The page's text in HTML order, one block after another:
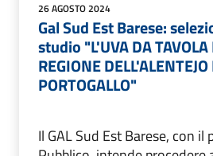
26 AGOSTO 2024
Gal Sud Est Barese:
studio "L'UVA DA TAVOLA
REGIONE
PORTOGALLO"
Il GAL Sud Est Barese, con il